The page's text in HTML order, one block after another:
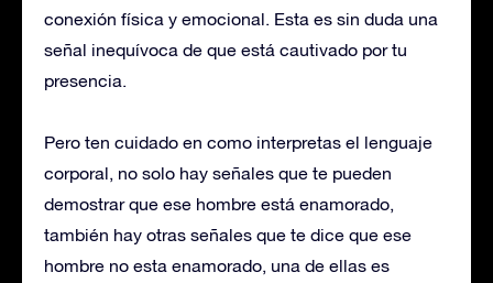
conexión física y emocional. Esta es sin duda una
señal inequívoca de que está cautivado por tu
presencia.
Pero ten cuidado en como interpretas el lenguaje
corporal, no solo hay señales que te pueden
demostrar que ese hombre está enamorado,
también hay otras señales que te dice que ese
hombre no esta enamorado, una de ellas es